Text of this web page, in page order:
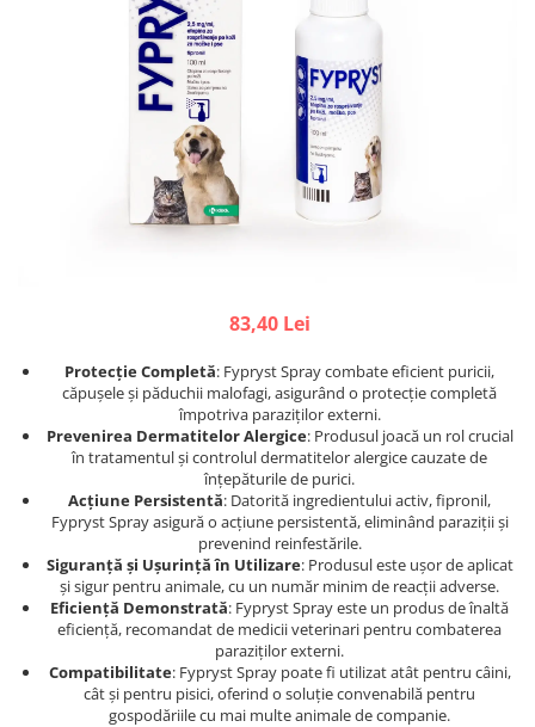
Afecțiuni hepatice
Afecțiuni neurologice
Afecțiuni oftalmice
Afecțiuni oncologice
Afecțiuni renale și urinare
Afecțiuni respiratorii
Hrană umedă
Hrană uscată
Recompense și snack-uri
Igienă orală
Șampoane și balsamuri
Afecțiuni hepatice
Afecțiuni neurologice
Afecțiuni oftalmice
Afecțiuni oncologice
Afecțiuni respiratorii
Afecțiuni renale și urinare
Hrană umedă
Hrană uscată
Așternut Tofu / Nisip
Igienă orală
Șampoane și balsamuri
83,40 Lei
Protecție Completă: Fypryst Spray combate eficient puricii,
căpușele și păduchii malofagi, asigurând o protecție completă
împotriva paraziților externi.
Prevenirea Dermatitelor Alergice: Produsul joacă un rol crucial
în tratamentul și controlul dermatitelor alergice cauzate de
înțepăturile de purici.
Acțiune Persistentă: Datorită ingredientului activ, fipronil,
Fypryst Spray asigură o acțiune persistentă, eliminând paraziții și
prevenind reinfestările.
Siguranță și Ușurință în Utilizare: Produsul este ușor de aplicat
și sigur pentru animale, cu un număr minim de reacții adverse.
Eficiență Demonstrată: Fypryst Spray este un produs de înaltă
eficiență, recomandat de medicii veterinari pentru combaterea
paraziților externi.
Compatibilitate: Fypryst Spray poate fi utilizat atât pentru câini,
cât și pentru pisici, oferind o soluție convenabilă pentru
gospodăriile cu mai multe animale de companie.